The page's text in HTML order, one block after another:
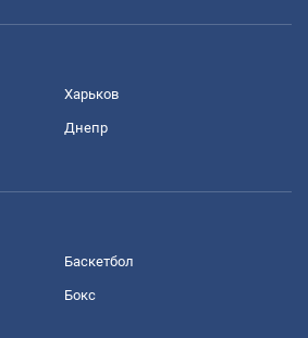
Харьков
Днепр
Баскетбол
Бокс